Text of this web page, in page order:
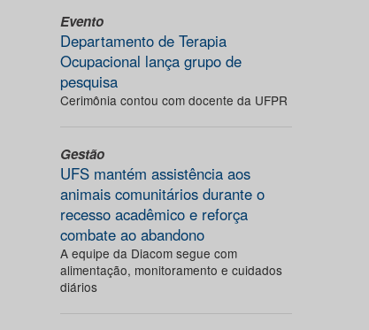
Evento
Departamento de Terapia
Ocupacional lança grupo de
pesquisa
Cerimônia contou com docente da UFPR
Gestão
UFS mantém assistência aos
animais comunitários durante o
recesso acadêmico e reforça
combate ao abandono
A equipe da Diacom segue com
alimentação, monitoramento e cuidados
diários